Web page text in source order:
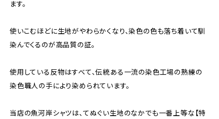
ます。
使いこむほどに生地がやわらかくなり、染色の色も落ち着いて馴
染んでくるのが高品質の証。
使用している反物はすべて、伝統ある一流の染色工場の熟練の
染色職人の手により染められています。
当店の魚河岸シャツは、てぬぐい生地のなかでも一番上等な【特